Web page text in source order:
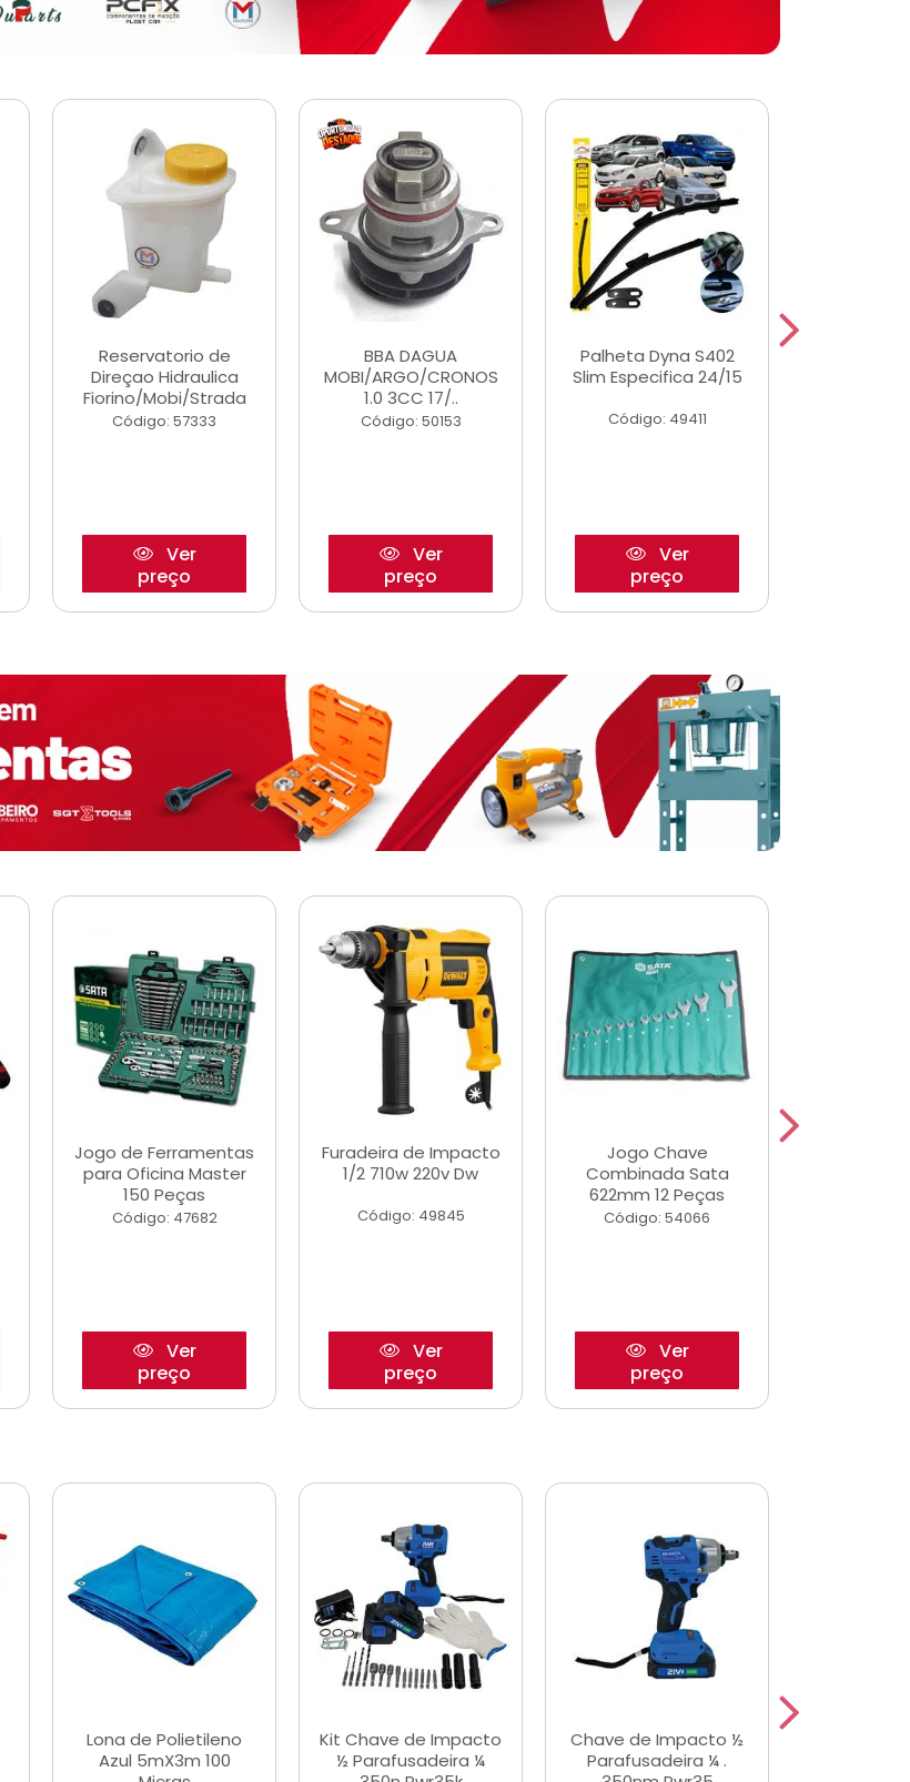
Reservatorio de
Direçao Hidraulica
Fiorino/Mobi/Strada
Código: 57333
Ver
preço
BBA DAGUA
MOBI/ARGO/CRONOS
1.0 3CC 17/..
Código: 50153
Ver
preço
Palheta Dyna S402
Slim Especifica 24/15
Código: 49411
Ver
preço
Jogo de Ferramentas
para Oficina Master
150 Peças
Código: 47682
Ver
preço
Furadeira de Impacto
1/2 710w 220v Dw
Código: 49845
Ver
preço
Jogo Chave
Combinada Sata
622mm 12 Peças
Código: 54066
Ver
preço
Lona de Polietileno
Azul 5mX3m 100
Kit Chave de Impacto
½ Parafusadeira ¼
Chave de Impacto ½
Parafusadeira ¼ .